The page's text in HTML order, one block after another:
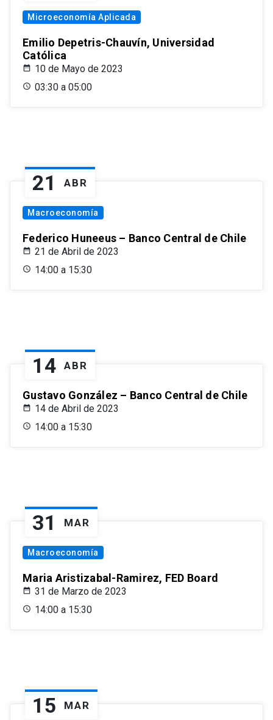
Microeconomía Aplicada
Emilio Depetris-Chauvín, Universidad
Católica
10 de Mayo de 2023
03:30 a 05:00
21 ABR
Macroeconomía
Federico Huneeus – Banco Central de Chile
21 de Abril de 2023
14:00 a 15:30
14 ABR
Gustavo González – Banco Central de Chile
14 de Abril de 2023
14:00 a 15:30
31 MAR
Macroeconomía
Maria Aristizabal-Ramirez, FED Board
31 de Marzo de 2023
14:00 a 15:30
15 MAR